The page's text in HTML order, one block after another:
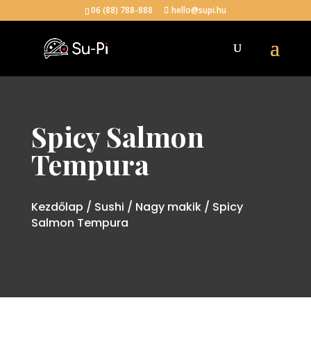
06 (88) 788-888 hello@supi.hu
Spicy Salmon
Tempura
Kezdőlap / Sushi / Nagy makik/ Spicy
Salmon Tempura